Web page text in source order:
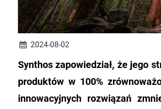
2024-08-02
Synthos zapowiedział, że jego
produktów w 100%
innowacyjnych rozwiązań